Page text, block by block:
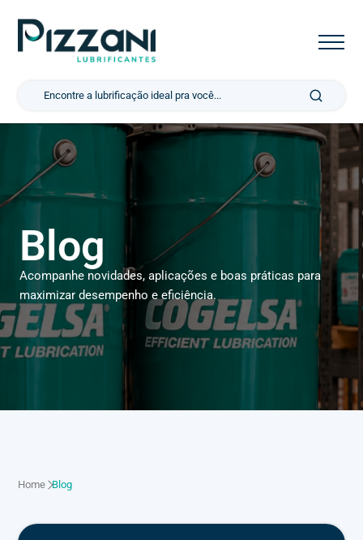
Blog
Acompanhe novidades, aplicações e boas práticas para
maximizar desempenho e eficiência.
Home Blog